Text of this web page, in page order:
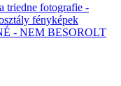
triedne fotografie -
fényképek
- NEM BESOROLT